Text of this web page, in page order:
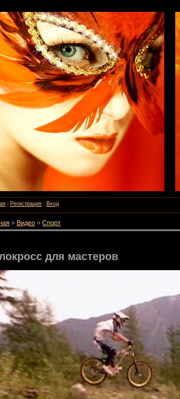
Регистрация Вход
» Видео » Спорт
для мастеров